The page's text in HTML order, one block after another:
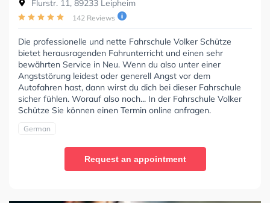
Flurstr. 11, 89233 Leipheim
142 Reviews
Die professionelle und nette Fahrschule Volker Schütze
bietet herausragenden Fahrunterricht und einen sehr
bewährten Service in Neu. Wenn du also unter einer
Angststörung leidest oder generell Angst vor dem
Autofahren hast, dann wirst du dich bei dieser Fahrschule
sicher fühlen. Worauf also noch... In der Fahrschule Volker
Schütze Sie können einen Termin online anfragen.
German
Request an appointment